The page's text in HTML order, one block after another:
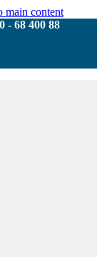
main content
68 400 88